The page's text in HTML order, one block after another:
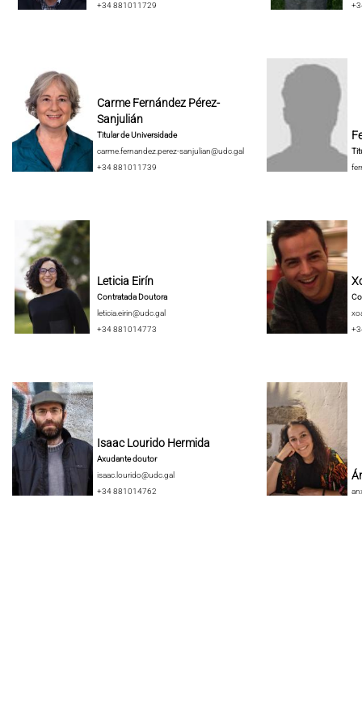
+34 881011729
Carme Fernández Pérez-
Sanjulián
Titular de Universidade
carme.fernandez.perez-sanjulian@udc.gal
+34 881011739
Leticia Eirín
Contratada Doutora
leticia.eirin@udc.gal
+34 881014773
Isaac Lourido Hermida
Axudante doutor
isaac.lourido@udc.gal
+34 881014762